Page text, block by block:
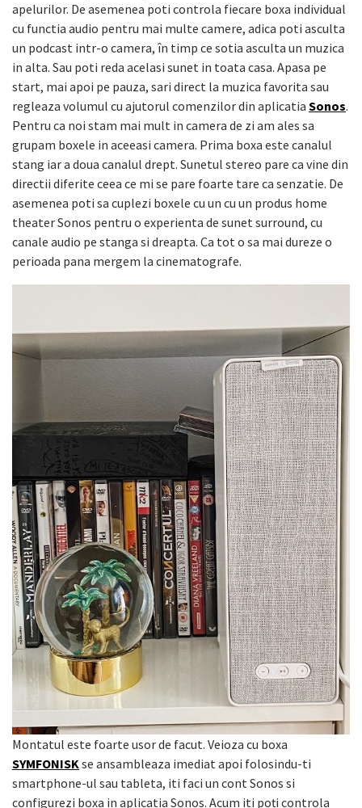
apelurilor. De asemenea poti controla fiecare boxa individual
cu functia audio pentru mai multe camere, adica poti asculta
un podcast intr-o camera, în timp ce sotia asculta un muzica
in alta. Sau poti reda acelasi sunet in toata casa. Apasa pe
start, mai apoi pe pauza, sari direct la muzica favorita sau
regleaza volumul cu ajutorul comenzilor din aplicatia Sonos.
Pentru ca noi stam mai mult in camera de zi am ales sa
grupam boxele in aceeasi camera. Prima boxa este canalul
stang iar a doua canalul drept. Sunetul stereo pare ca vine din
directii diferite ceea ce mi se pare foarte tare ca senzatie. De
asemenea poti sa cuplezi boxele cu un cu un produs home
theater Sonos pentru o experienta de sunet surround, cu
canale audio pe stanga si dreapta. Ca tot o sa mai dureze o
perioada pana mergem la cinematografe.
Montatul este foarte usor de facut. Veioza cu boxa
SYMFONISKse ansambleaza imediat apoi folosindu-ti
smartphone-ul sau tableta, iti faci un cont Sonos si
configurezi boxa in aplicatia Sonos. Acum iti poți controla